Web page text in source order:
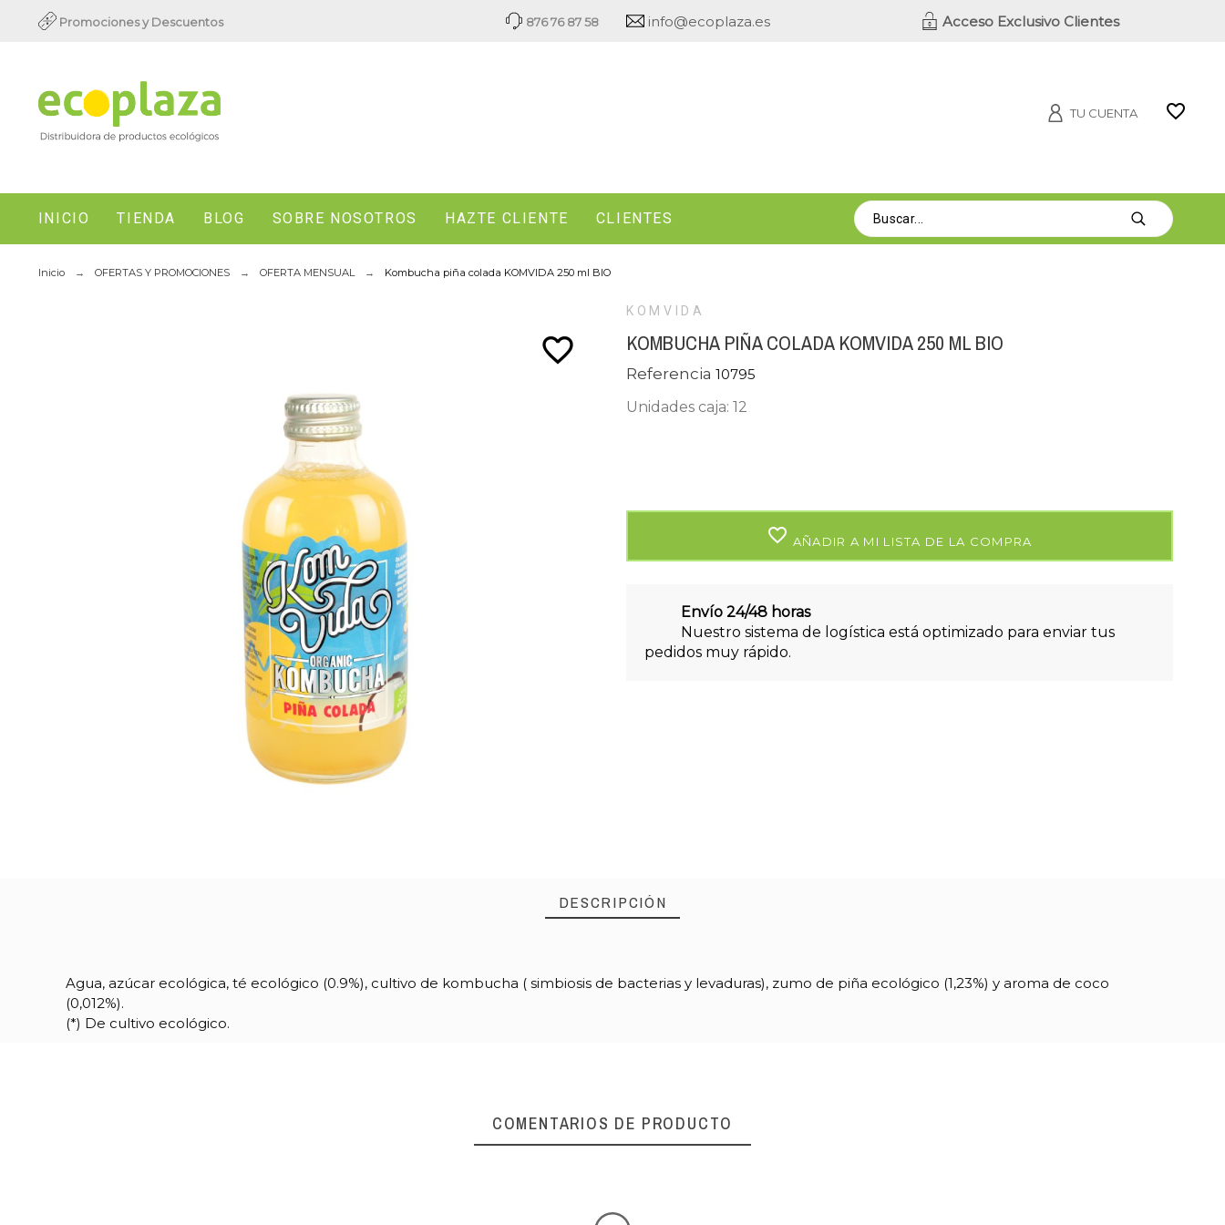
Promociones y Descuentos 876 76 87 58 info@ecoplaza.es Acceso Exclusivo Clientes
TU CUENTA
INICIO TIENDA BLOG SOBRE NOSOTROS HAZTE CLIENTE CLIENTES
Inicio OFERTAS Y PROMOCIONES OFERTA MENSUAL Kombucha piña colada KOMVIDA 250 ml BIO
favorite_border
KOMVIDA
KOMBUCHA PIÑA COLADA KOMVIDA 250 ML BIO
Referencia 10795
Unidades caja: 12
favorite_border AÑADIR A MI LISTA DE LA COMPRA
Envío 24/48 horas
Nuestro sistema de logística está optimizado para enviar tus
pedidos muy rápido.
DESCRIPCIÓN
Agua, azúcar ecológica, té ecológico (0.9%), cultivo de kombucha ( simbiosis de bacterias y levaduras), zumo de piña ecológico (1,23%) y aroma de coco
(0,012%).
(*) De cultivo ecológico.
COMENTARIOS DE PRODUCTO